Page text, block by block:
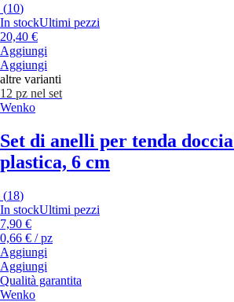
(10)
In stockUltimi pezzi
20,40 €
Aggiungi
Aggiungi
altre varianti
12 pz nel set
Wenko
Set di anelli per tenda doccia
plastica, 6 cm
(18)
In stockUltimi pezzi
7,90 €
0,66 € / pz
Aggiungi
Aggiungi
Qualità garantita
Wenko